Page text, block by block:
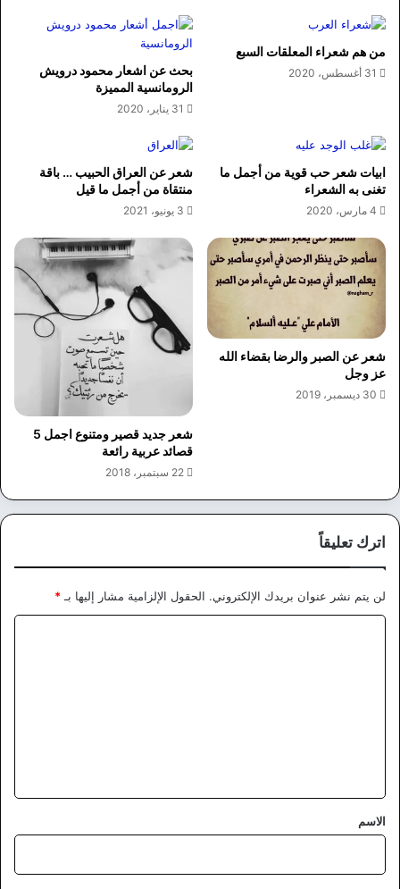
من هم شعراء المعلقات السبع
31 أغسطس، 2020
بحث عن اشعار محمود درويش
الرومانسية المميزة
31 يناير، 2020
ابيات شعر حب قوية من أجمل ما
تغنى به الشعراء
4 مارس، 2020
شعر عن العراق الحبيب … باقة
منتقاة من أجمل ما قيل
3 يونيو، 2021
شعر عن الصبر والرضا بقضاء الله
عز وجل
30 ديسمبر، 2019
شعر جديد قصير ومتنوع اجمل 5
قصائد عربية رائعة
22 سبتمبر، 2018
اترك تعليقاً
لن يتم نشر عنوان بريدك الإلكتروني. الحقول الإلزامية مشار إليها بـ *
*
الاسم